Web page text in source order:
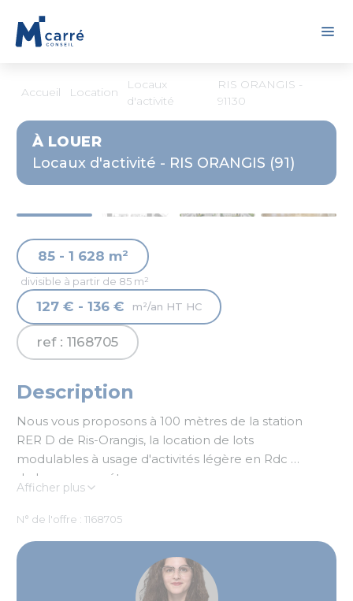
Accueil Location
Locaux
d'activité
RIS ORANGIS -
91130
À LOUER
Locaux d'activité - RIS ORANGIS (91)
85 - 1 628 m²
divisible à partir de 85 m²
127 € - 136 € m²/an HT HC
ref : 1168705
Description
Nous vous proposons à 100 mètres de la station
RER D de Ris-Orangis, la location de lots
modulables à usage d'activités légère en Rdc et
de bureaux en étage.
Programme situé dans un quartier en
redéveloppement mélangeant ensembles
et commerces.
Afficher plus
N° de l'offre : 1168705